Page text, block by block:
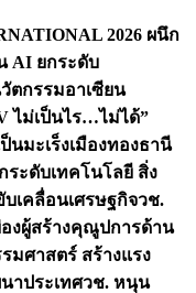
2026 ผนึก
AI ยกระดับ
ตกรรมอาเซียน
ไม่เป็นไร…ไม่ได้”
นมะเร็งเมืองทองธานี
ระดับเทคโนโลยี สิ่ง
เคลื่อนเศรษฐกิจวช.
งผู้สร้างคุณูปการด้าน
มศาสตร์ สร้างแรง
าประเทศวช. หนุน